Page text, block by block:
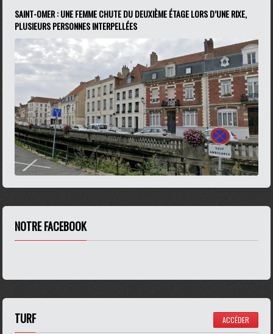
SAINT-OMER : UNE FEMME CHUTE DU DEUXIÈME ÉTAGE LORS D’UNE RIXE,
PLUSIEURS PERSONNES INTERPELLÉES
NOTRE FACEBOOK
TURF ACCÉDER